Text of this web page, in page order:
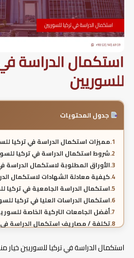
استكمال الدراسة في
للسوريين
جدول المحتويات
مميزات استكمال الدراسة في تركيا
شروط استكمال الدراسة في تركيا
الأوراق المطلوبة لاستكمال الدراسة
كيفية معادلة الشهادات لاستكمال
استكمال الدراسة الجامعية في تركيا
استكمال الدراسات العليا في تركيا
أفضل الجامعات التركية الخاصة
تكلفة / مصاريف استكمال الدراسة في
دراسة الطب في تركيا للسوريين
استكمال الدراسة في تركيا للسوريين خيار